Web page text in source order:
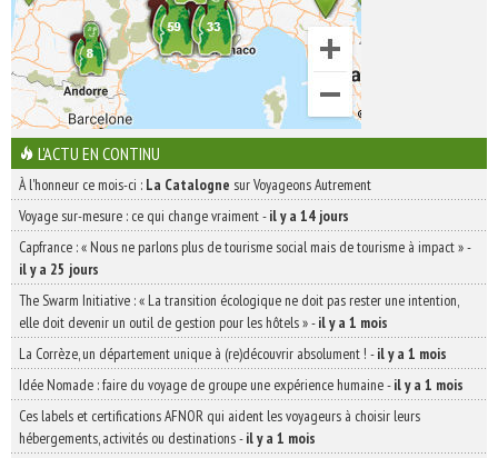
L'ACTU EN CONTINU
À l'honneur ce mois-ci : La Catalogne sur Voyageons Autrement
Voyage sur-mesure : ce qui change vraiment-il y a 14 jours
Capfrance : « Nous ne parlons plus de tourisme social mais de tourisme à impact »-
il y a 25 jours
The Swarm Initiative : « La transition écologique ne doit pas rester une intention,
elle doit devenir un outil de gestion pour les hôtels »-il y a 1 mois
La Corrèze, un département unique à (re)découvrir absolument ! -il y a 1 mois
Idée Nomade : faire du voyage de groupe une expérience humaine-il y a 1 mois
Ces labels et certifications AFNOR qui aident les voyageurs à choisir leurs
hébergements, activités ou destinations-il y a 1 mois